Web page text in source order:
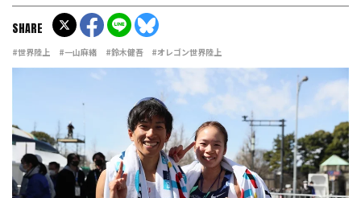
#世界陸上 #一山麻緒 #鈴木健吾 #オレゴン世界陸上
SHARE